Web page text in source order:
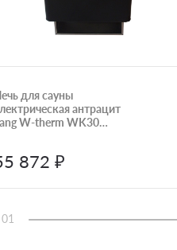
для сауны
антрацит
W-therm WK30
872 ₽
01